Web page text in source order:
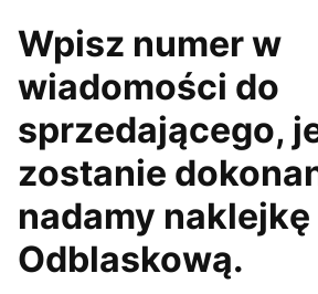
Wpisz numer w
wiadomości do
sprzedającego,
zostanie
nadamy naklejkę
Odblaskową.